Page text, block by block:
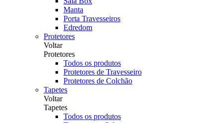
Manta
Porta Travesseiros
Edredom
Protetores
Voltar
Protetores
Todos os produtos
Protetores de Travesseiro
Protetores de Colchão
Tapetes
Voltar
Tapetes
Todos os produtos